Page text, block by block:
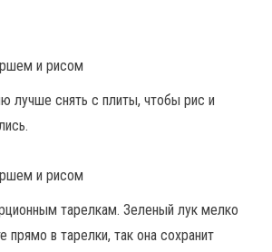
лучше снять с плиты, чтобы рис и
тарелкам. Зеленый лук мелко
прямо в тарелки, так она сохранит